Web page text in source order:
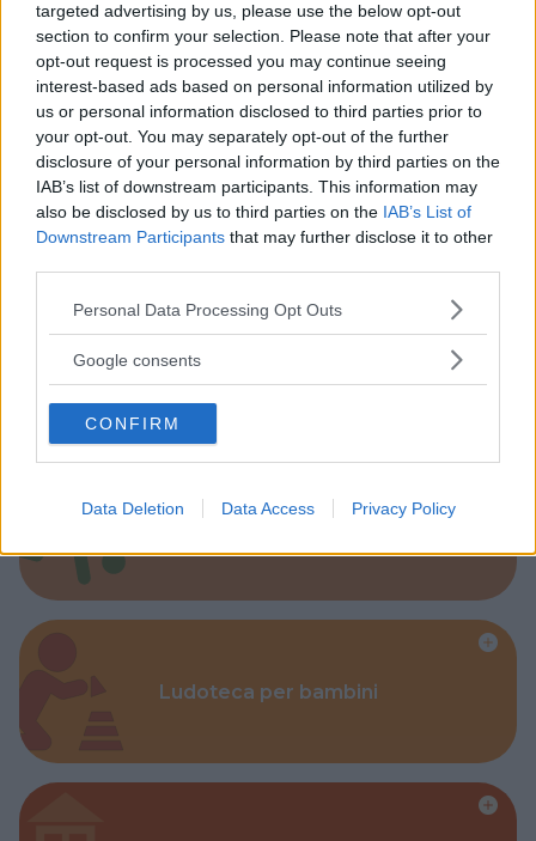
targeted advertising by us, please use the below opt-out
section to confirm your selection. Please note that after your
opt-out request is processed you may continue seeing
interest-based ads based on personal information utilized by
us or personal information disclosed to third parties prior to
your opt-out. You may separately opt-out of the further
disclosure of your personal information by third parties on the
IAB’s list of downstream participants. This information may
also be disclosed by us to third parties on the IAB’s List of
Downstream Participants that may further disclose it to other
Please note that this website/app uses one or more Google
not limited to your visit or usage behaviour. You may click to
use your data for below specified purposes in below Google
consent section.
Personal Data Processing Opt Outs
Google consents
CONFIRM
Data Deletion Data Access Privacy Policy
Kinderheim
Baby Sitter
Parchi
Ludoteca per bambini